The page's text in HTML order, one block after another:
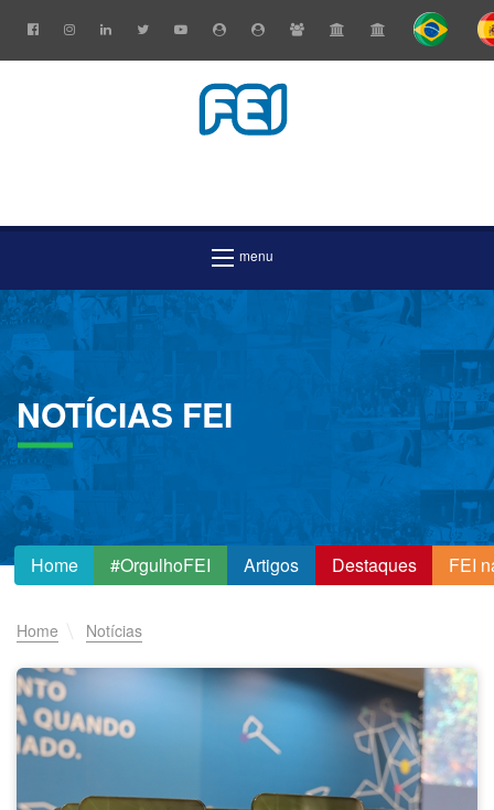
NOTÍCIAS FEI
Home #OrgulhoFEI Artigos Destaques FEI
Home Notícias